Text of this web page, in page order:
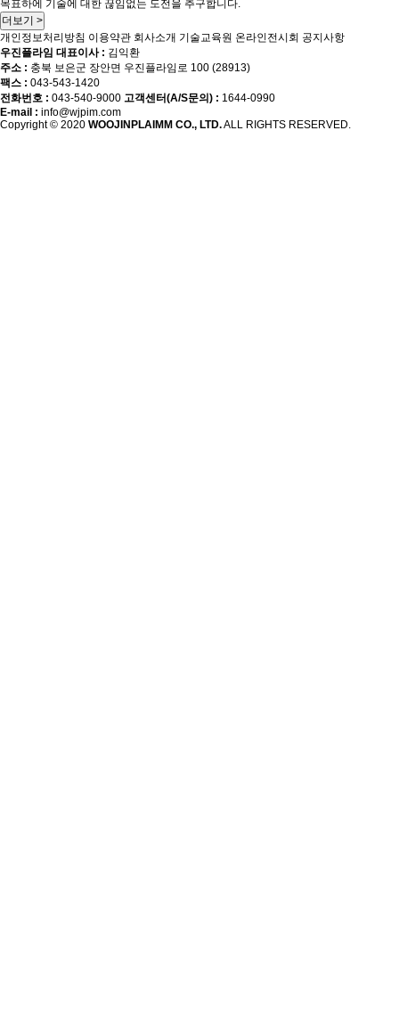
목표하에 기술에 대한 끊임없는 도전을 추구합니다.
더보기 >
개인정보처리방침 이용약관 회사소개 기술교육원 온라인전시회 공지사항
우진플라임 대표이사 : 김익환
주소 : 충북 보은군 장안면 우진플라임로 100 (28913)
팩스 : 043-543-1420
전화번호 : 043-540-9000 고객센터(A/S문의) : 1644-0990
E-mail : info@wjpim.com
Copyright © 2020 WOOJINPLAIMM CO., LTD.ALL RIGHTS RESERVED.